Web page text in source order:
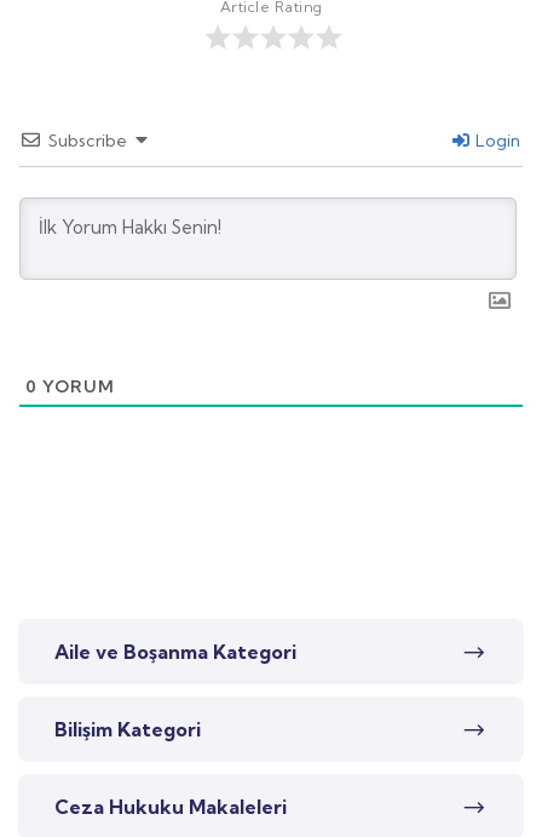
Article Rating
Subscribe Login
0 YORUM
Aile ve Boşanma Kategori
Bilişim Kategori
Ceza Hukuku Makaleleri